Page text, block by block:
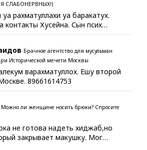
СЛАБОНЕРВНЫХ!)
рахматуллахи уа баракатух.
контакты Хусейна. Сын псих…
Брачное агентство для мусульман
Исторической мечети Москвы
варахматуллох. Ешу второй
89661614753
Можно ли женщине носить брюки? Спросите
не готова надеть хиджаб,но
закрывает макушку. Мог…